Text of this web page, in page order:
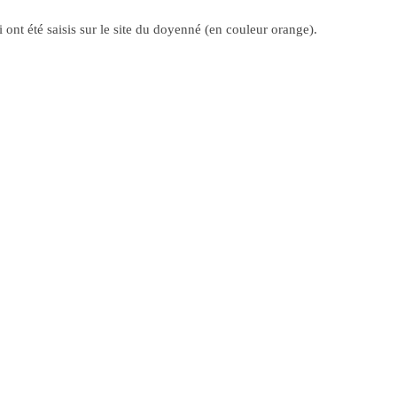
été saisis sur le site du doyenné (en couleur orange).